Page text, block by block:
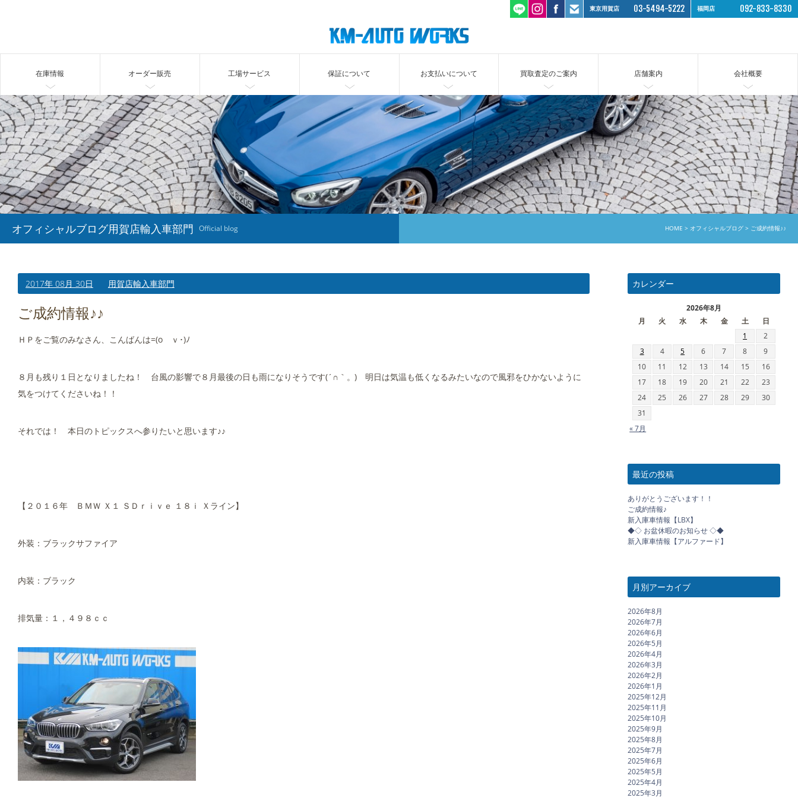
東京用賀店 03-5494-5222 福岡店 092-833-8330
在庫情報 オーダー販売 工場サービス 保証について お支払いについて 買取査定のご案内 店舗案内 会社概要
オフィシャルブログ用賀店輸入車部門 Official blog HOME オフィシャルブログ ご成約情報♪♪
2017年 08月 30日 用賀店輸入車部門
ご成約情報♪♪
ＨＰをご覧のみなさん、こんばんは=(oゝｖ･)ﾉ
８月も残り１日となりましたね！ 台風の影響で８月最後の日も雨になりそうです(´∩｀。) 明日は気温も低くなるみたいなので風邪をひかないように
気をつけてくださいね！！
それでは！ 本日のトピックスへ参りたいと思います♪♪
【２０１６年 ＢＭＷ Ｘ１ ＳＤｒｉｖｅ １８ｉ Ｘライン】
外装：ブラックサファイア
内装：ブラック
排気量：１，４９８ｃｃ
カレンダー
2026年8月
月
火 水 木 金 土
日
1
2
3
4 5 6 7 8
9
10
11 12 13 14 15
16
17
18 19 20 21 22
23
24
25 26 27 28 29
30
31
« 7月
最近の投稿
ありがとうございます！！
ご成約情報♪
新入庫車情報【LBX】
◆◇ お盆休暇のお知らせ ◇◆
新入庫車情報【アルファード】
月別アーカイブ
2026年8月
2026年7月
2026年6月
2026年5月
2026年4月
2026年3月
2026年2月
2026年1月
2025年12月
2025年11月
2025年10月
2025年9月
2025年8月
2025年7月
2025年6月
2025年5月
2025年4月
2025年3月